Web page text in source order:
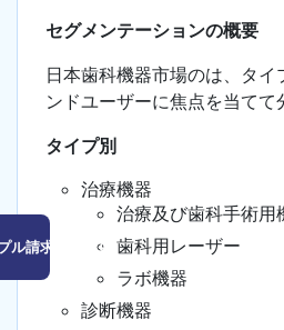
ル請求はこちら
セグメンテーションの概要
日本歯科機器市場のは、タイ
ンドユーザーに焦点を当てて
タイプ別
治療機器
治療及び歯科手術用
歯科用レーザー
ラボ機器
診断機器